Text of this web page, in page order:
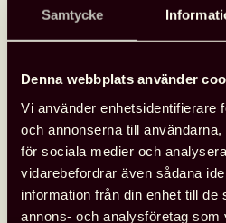
Samtycke
Denna webbplats använder
Vi använder enhetsidentifierare
och annonserna till
för sociala medier och
vidarebefordrar även sådana
information från din enhet till de
annons- och analysföretag som
informationskunnighet, MIK.
Här presenteras genom tre
Sundsvall och Stockholm hur
typer av bibliotek stärker MIK
kring biblioteken och MIK ges
veteraner inom området, Ann